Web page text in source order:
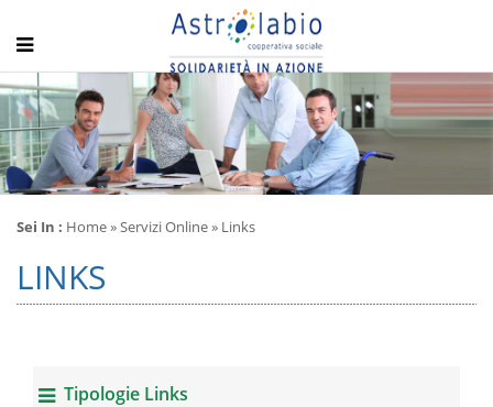
Sei In : Home» Servizi Online » Links
LINKS
Tipologie Links